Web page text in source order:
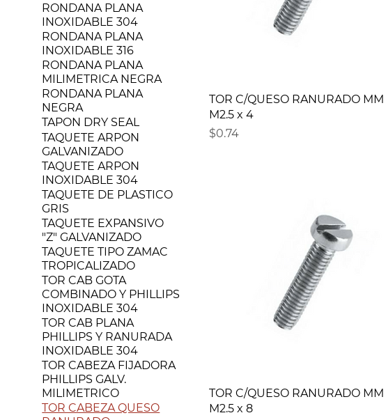
RONDANA PLANA
INOXIDABLE 304
RONDANA PLANA
INOXIDABLE 316
RONDANA PLANA
MILIMETRICA NEGRA
RONDANA PLANA
NEGRA
TAPON DRY SEAL
TAQUETE ARPON
GALVANIZADO
TAQUETE ARPON
INOXIDABLE 304
TAQUETE DE PLASTICO
GRIS
TAQUETE EXPANSIVO
"Z" GALVANIZADO
TAQUETE TIPO ZAMAC
TROPICALIZADO
TOR CAB GOTA
COMBINADO Y PHILLIPS
INOXIDABLE 304
TOR CAB PLANA
PHILLIPS Y RANURADA
INOXIDABLE 304
TOR CABEZA FIJADORA
PHILLIPS GALV.
MILIMETRICO
TOR CABEZA QUESO
TOR C/QUESO RANURADO MM
M2.5 x 4
Precio
$0.74
TOR C/QUESO RANURADO MM
M2.5 x 8